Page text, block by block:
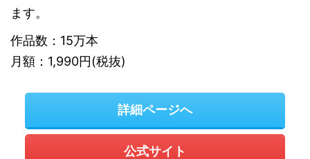
ます。
作品数：15万本
月額：1,990円(税抜)
詳細ページへ
公式サイト